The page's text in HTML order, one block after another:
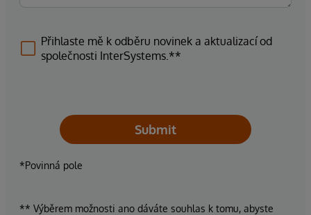
Přihlaste mě k odběru novinek a aktualizací od
společnosti InterSystems.**
Submit
*Povinná pole
** Výběrem možnosti ano dáváte souhlas k tomu, abyste